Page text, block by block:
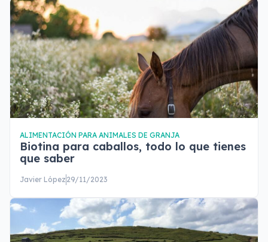
ALIMENTACIÓN PARA ANIMALES DE GRANJA
Biotina para caballos, todo lo que tienes
que saber
Javier López 29/11/2023